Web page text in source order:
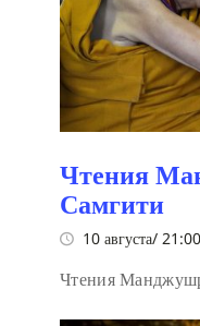
Чтения
Самгити
10 августа/ 21:00
Чтения